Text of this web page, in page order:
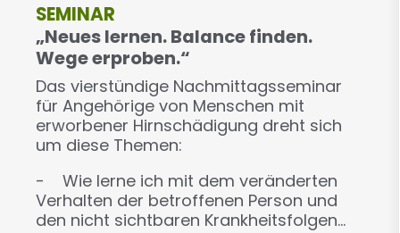
SEMINAR
„Neues lernen. Balance finden.
Wege erproben.“
Das vierstündige Nachmittagsseminar
für Angehörige von Menschen mit
erworbener Hirnschädigung dreht sich
um diese Themen:
- Wie lerne ich mit dem veränderten
Verhalten der betroffenen Person und
den nicht sichtbaren Krankheitsfolgen…